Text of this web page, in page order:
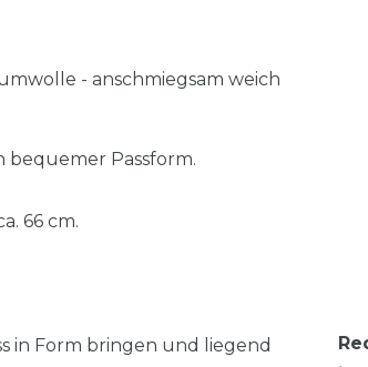
- anschmiegsam weich
Passform.
66 cm.
in Form bringen und liegend